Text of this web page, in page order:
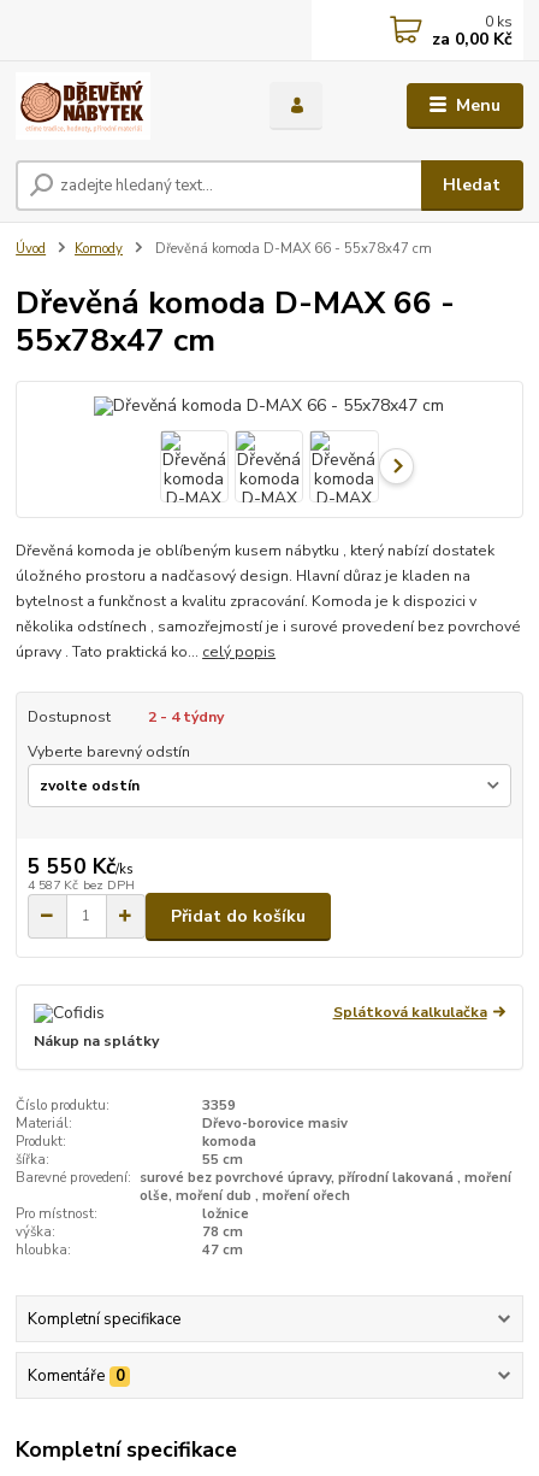
Menu
Hledat
0 ks
za 0,00 Kč
Úvod Komody Dřevěná komoda D-MAX 66 - 55x78x47 cm
Dřevěná komoda D-MAX 66 -
55x78x47 cm
Dřevěná komoda je oblíbeným kusem nábytku , který nabízí dostatek
úložného prostoru a nadčasový design. Hlavní důraz je kladen na
bytelnost a funkčnost a kvalitu zpracování. Komoda je k dispozici v
několika odstínech , samozřejmostí je i surové provedení bez povrchové
úpravy . Tato praktická ko... celý popis
Dostupnost
2 - 4 týdny
Vyberte barevný odstín
5 550 Kč/ks
4 587 Kč bez DPH
Přidat do košíku
Splátková kalkulačka
Nákup na splátky
Číslo produktu:
3359
Materiál:
Dřevo-borovice masiv
Produkt:
komoda
šířka:
55 cm
Barevné provedení: surové bez povrchové úpravy, přírodní lakovaná , moření
olše, moření dub , moření ořech
Pro místnost:
ložnice
výška:
78 cm
hloubka:
47 cm
Kompletní specifikace
Komentáře 0
Kompletní specifikace